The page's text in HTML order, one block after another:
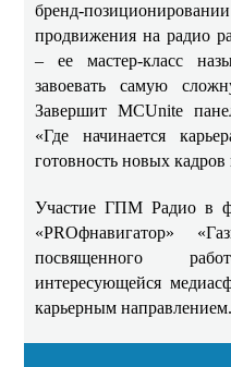
бренд-
продвижения на радио
– ее мастер-класс
завоевать самую
Завершит MCUnite
«Где начинается
готовность новых кадров
Участие ГПМ Радио в
«PROфнавигатор»
посвященного
интересующейся
карьерным направлением.